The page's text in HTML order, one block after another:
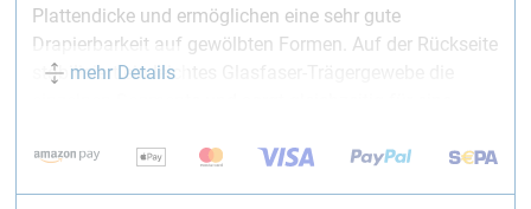
Plattendicke und ermöglichen eine sehr gute
Drapierbarkeit auf gewölbten Formen. Auf der Rückseite
stabilisiert ein leichtes Glasfaser-Trägergewebe die
mehr Details